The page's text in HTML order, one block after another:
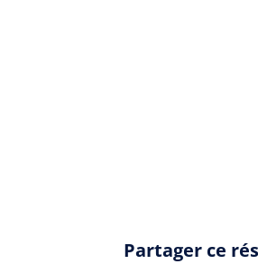
Partager ce